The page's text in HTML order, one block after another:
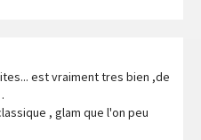
est vraiment tres bien ,de
, glam que l'on peu